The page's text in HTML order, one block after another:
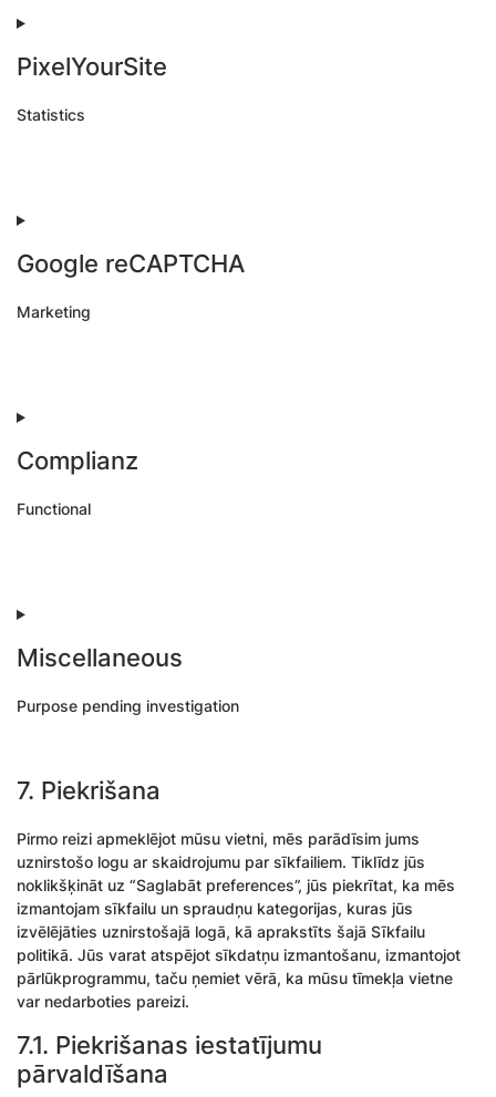
analytics
PixelYourSite
Statistics
Google reCAPTCHA
Marketing
recaptcha
Complianz
Functional
Miscellaneous
Purpose pending investigation
to
service
7. Piekrišana
Pirmo reizi apmeklējot mūsu vietni, mēs parādīsim jums
uznirstošo logu ar skaidrojumu par sīkfailiem. Tiklīdz jūs
noklikšķināt uz “Saglabāt preferences”, jūs piekrītat, ka mēs
izmantojam sīkfailu un spraudņu kategorijas, kuras jūs
izvēlējāties uznirstošajā logā, kā aprakstīts šajā Sīkfailu
politikā. Jūs varat atspējot sīkdatņu izmantošanu, izmantojot
pārlūkprogrammu, taču ņemiet vērā, ka mūsu tīmekļa vietne
var nedarboties pareizi.
7.1. Piekrišanas iestatījumu
pārvaldīšana